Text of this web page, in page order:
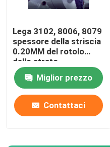
Lega 3102, 8006, 8079
spessore della striscia
0.20MM del rotolo
dello strato
dell'alluminio
Miglior prezzo
Contattaci